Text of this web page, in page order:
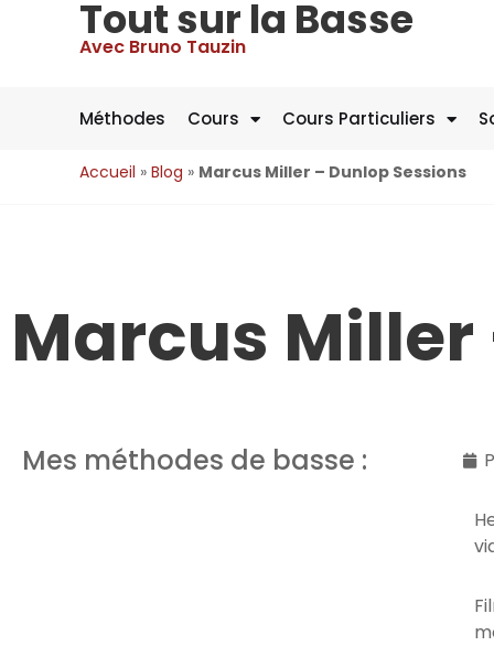
Tout sur la Basse
Avec Bruno Tauzin
Méthodes Cours Cours Particuliers
Accueil » Blog » Marcus Miller – Dunlop Sessions
Marcus Miller
Mes méthodes de basse :